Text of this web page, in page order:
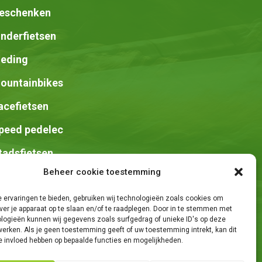
Beheer cookie toestemming
ervaringen te bieden, gebruiken wij technologieën zoals cookies om
je apparaat op te slaan en/of te raadplegen. Door in te stemmen met
kunnen wij gegevens zoals surfgedrag of unieke ID's op deze
Als je geen toestemming geeft of uw toestemming intrekt, kan dit
invloed hebben op bepaalde functies en mogelijkheden.
pedelec